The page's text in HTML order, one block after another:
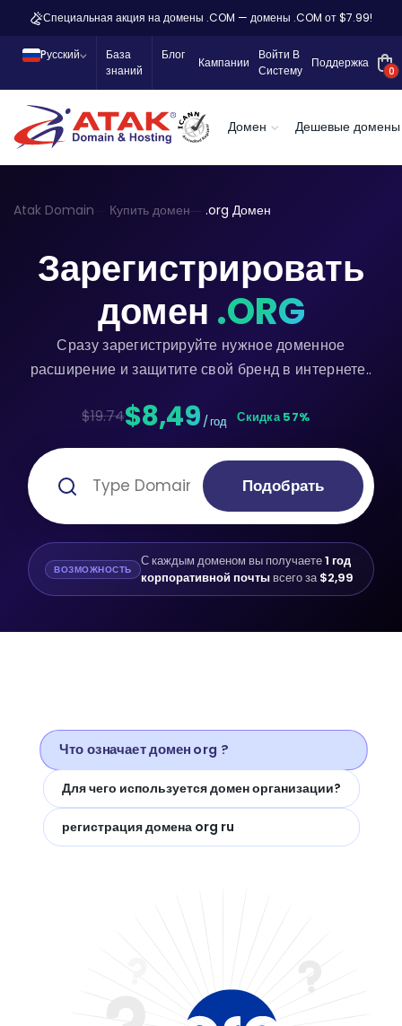
Специальная акция на домены .COM — домены .COM от $7.99!
Pусский
База
знаний
Блог
Кампании
Войти В
Систему
Поддержка
0
Домен Дешевые домены
Atak Domain Купить домен .org Домен
Зарегистрировать
домен .ORG
Сразу зарегистрируйте нужное доменное
расширение и защитите свой бренд в интернете..
$19.74$8,49 / год Скидка 57%
Подобрать
ВОЗМОЖНОСТЬ С каждым доменом вы получаете1 год
корпоративной почтывсего за$2,99
Что означает домен org ?
Для чего используется домен организации?
регистрация домена org ru